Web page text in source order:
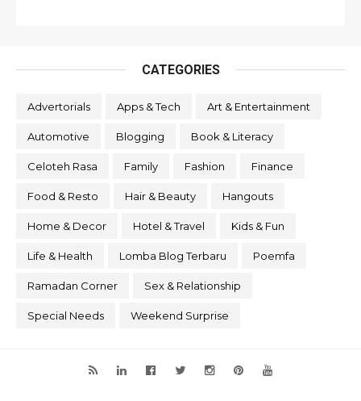
CATEGORIES
Advertorials Apps & Tech Art & Entertainment
Automotive Blogging Book & Literacy
Celoteh Rasa Family Fashion Finance
Food & Resto Hair & Beauty Hangouts
Home & Decor Hotel & Travel Kids & Fun
Life & Health Lomba Blog Terbaru Poemfa
Ramadan Corner Sex & Relationship
Special Needs Weekend Surprise